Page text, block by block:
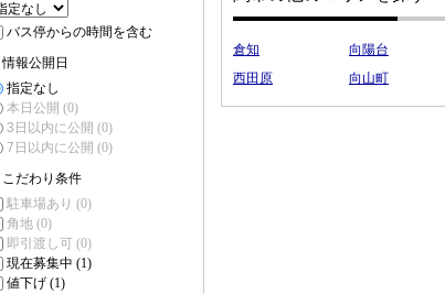
バス停からの時間を含む
情報公開日
指定なし
本日公開 (0)
3日以内に公開 (0)
7日以内に公開 (0)
こだわり条件
駐車場あり (0)
角地 (0)
即引渡し可 (0)
現在募集中 (1)
値下げ (1)
倉知 向陽台
西田原
向山町